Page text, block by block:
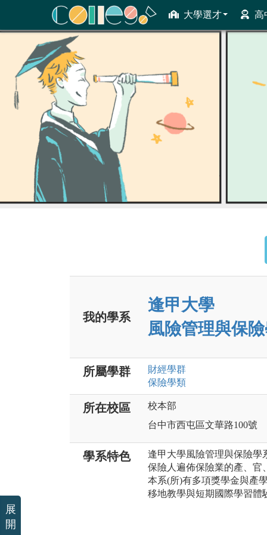
大學選才 高
ColleGo! 大學選才與高中育才輔助系統
我的學系
逢甲大學
風險管理與保
所屬學群 財經學群
保險學類
所在校區
校本部
台中市西屯區文華路100號
學系特色
逢甲大學風險管理與保險學
保險人遍佈保險業的產、官
本系(所)有多項獎學金與產
移地教學與短期國際學習體
展
開